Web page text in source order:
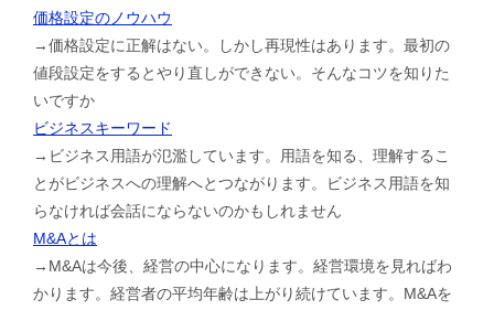
価格設定のノウハウ
→価格設定に正解はない。しかし再現性はあります。最初の
値段設定をするとやり直しができない。そんなコツを知りた
いですか
ビジネスキーワード
→ビジネス用語が氾濫しています。用語を知る、理解するこ
とがビジネスへの理解へとつながります。ビジネス用語を知
らなければ会話にならないのかもしれません
M&Aとは
→M&Aは今後、経営の中心になります。経営環境を見ればわ
かります。経営者の平均年齢は上がり続けています。M&Aを